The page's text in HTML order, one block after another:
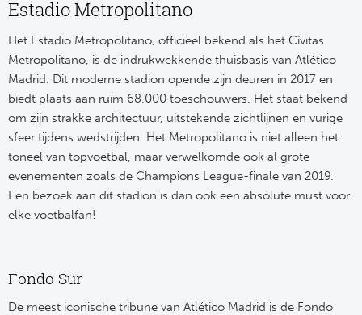
Estadio Metropolitano
Het Estadio Metropolitano, officieel bekend als het Cívitas
Metropolitano, is de indrukwekkende thuisbasis van Atlético
Madrid. Dit moderne stadion opende zijn deuren in 2017 en
biedt plaats aan ruim 68.000 toeschouwers. Het staat bekend
om zijn strakke architectuur, uitstekende zichtlijnen en vurige
sfeer tijdens wedstrijden. Het Metropolitano is niet alleen het
toneel van topvoetbal, maar verwelkomde ook al grote
evenementen zoals de Champions League-finale van 2019.
Een bezoek aan dit stadion is dan ook een absolute must voor
elke voetbalfan!
Fondo Sur
De meest iconische tribune van Atlético Madrid is de Fondo